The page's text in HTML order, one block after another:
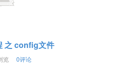
之 config文件
览 0评论